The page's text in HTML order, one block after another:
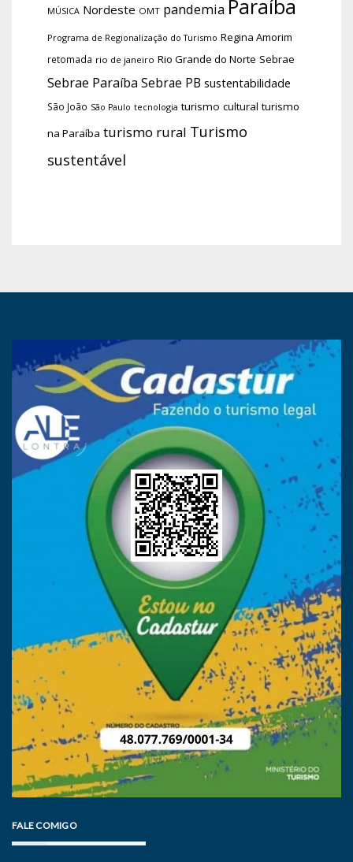
MÚSICA Nordeste OMT pandemia Paraíba
Programa de Regionalização do Turismo Regina Amorim
retomada rio de janeiro Rio Grande do Norte Sebrae
Sebrae Paraíba Sebrae PB sustentabilidade
São João São Paulo tecnologia turismo cultural turismo
na Paraíba turismo rural Turismo
sustentável
FALE COMIGO